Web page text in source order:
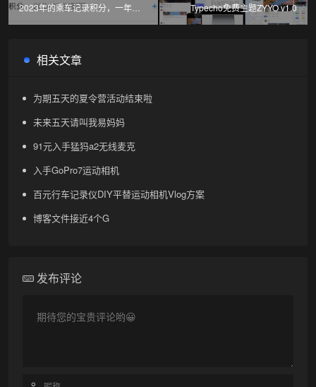
2023年的乘车记录积分，一年里
Typecho免费主题ZYYO v1.0
相关文章
为期五天的夏令营活动结束啦
未来五天请叫我易妈妈
91元入手猛犸a2无线麦克
入手GoPro7运动相机
百元行车记录仪DIY平替运动相机Vlog方案
博客文件接近4个G
发布评论